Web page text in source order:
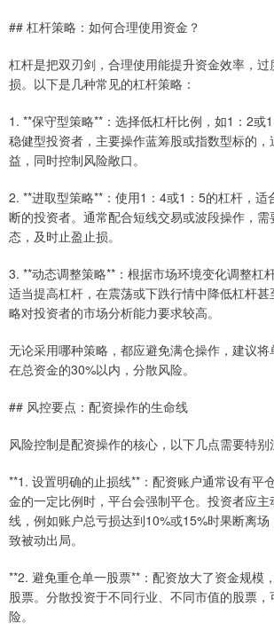
## 杠杆策略：如何合理使用资金？
杠杆是把双刃剑，合理使用能提升资金效率，
损。以下是几种常见的杠杆策略：
1. **保守型策略**：选择低杠杆比例，如1：2或
稳健型投资者，主要操作蓝筹股或指数型标的
益，同时控制风险敞口。
2. **进取型策略**：使用1：4或1：5的杠杆，适
断的投资者。通常配合短线交易或波段操作，
态，及时止盈止损。
3. **动态调整策略**：根据市场环境变化调整杠
适当提高杠杆，在震荡或下跌行情中降低杠杆
略对投资者的市场分析能力要求较高。
无论采用哪种策略，都应避免满仓操作，建议
在总资金的30%以内，分散风险。
## 风控要点：配资操作的生命线
风险控制是配资操作的核心，以下几点需要特别
**1. 设置明确的止损线**：配资账户通常设有平
金的一定比例时，平台会强制平仓。投资者应
线，例如账户总亏损达到10%或15%时果断离
致被动出局。
**2. 避免重仓单一股票**：配资放大了资金规模
股票。分散投资于不同行业、不同市值的股票
险。